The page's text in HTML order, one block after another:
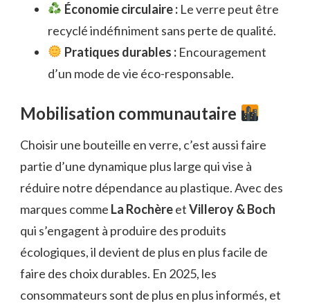
Économie circulaire :Le verre peut être
recyclé indéfiniment sans perte de qualité.
Pratiques durables :Encouragement
d’un mode de vie éco-responsable.
Mobilisation communautaire
Choisir une bouteille en verre, c’est aussi faire
partie d’une dynamique plus large qui vise à
réduire notre dépendance au plastique. Avec des
marques comme La RochèreetVilleroy & Boch
qui s’engagent à produire des produits
écologiques, il devient de plus en plus facile de
faire des choix durables. En 2025, les
consommateurs sont de plus en plus informés, et